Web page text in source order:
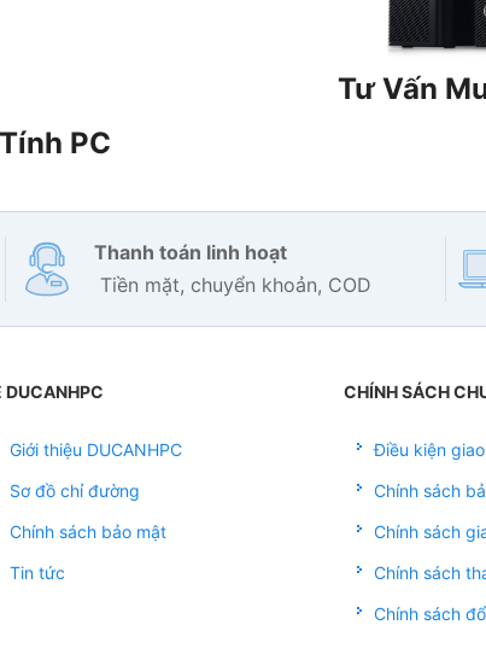
PC
Tư Vấn
Thanh toán linh hoạt
Tiền mặt, chuyển khoản, COD
DUCANHPC
Giới thiệu DUCANHPC
Sơ đồ chỉ đường
Chính sách bảo mật
Tin tức
CHÍNH SÁCH
Điều kiện
Chính sách
Chính sách
Chính sách
Chính sách